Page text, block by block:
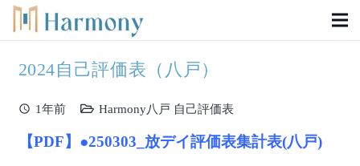
2024自己評価表（八戸）
schedule 1年前 Harmony八戸 自己評価表
【PDF】●250303_放デイ評価表集計表(八戸)